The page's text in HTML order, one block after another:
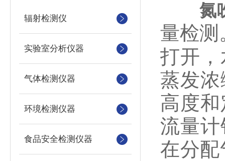
辐射检测仪
实验室分析仪器
气体检测仪器
环境检测仪器
食品安全检测仪器
氮
量检测
打开
蒸发
高度
流量
在分